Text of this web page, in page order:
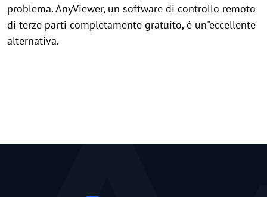
problema. AnyViewer, un software di controllo remoto
di terze parti completamente gratuito, è un"eccellente
alternativa.